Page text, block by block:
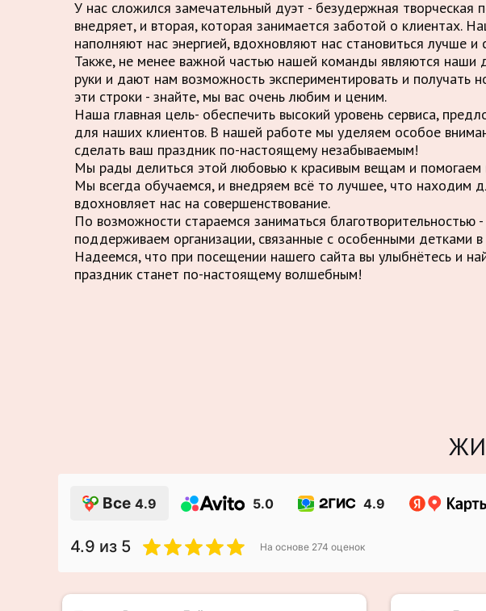
У нас сложился замечательный дуэт - безудержная творческая
внедряет, и вторая, которая занимается заботой о клиентах.
наполняют нас энергией, вдохновляют нас становиться лучше и
Также, не менее важной частью нашей команды являются
руки и дают нам возможность экспериментировать и получать
эти строки - знайте, мы вас очень любим и ценим.
Наша главная цель- обеспечить высокий уровень сервиса,
для наших клиентов. В нашей работе мы уделяем особое
сделать ваш праздник по-настоящему незабываемым!
Мы рады делиться этой любовью к красивым вещам и помогаем
Мы всегда обучаемся, и внедряем всё то лучшее, что находим
вдохновляет нас на совершенствование.
По возможности стараемся заниматься
поддерживаем организации, связанные с особенными детками
Надеемся, что при посещении нашего сайта вы улыбнётесь и
праздник станет по-настоящему волшебным!
Все 4.9 5.0 4.9
4.9 из 5 На основе 274 оценок